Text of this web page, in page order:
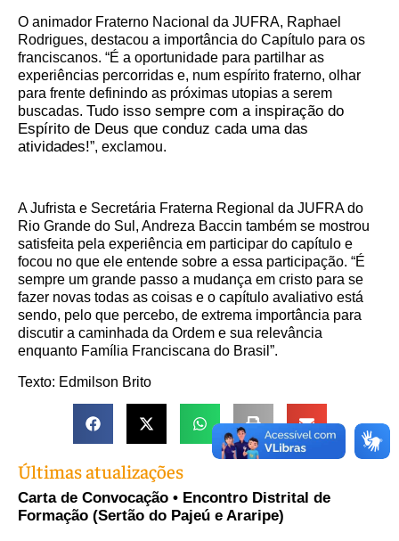
O animador Fraterno Nacional da JUFRA, Raphael
Rodrigues, destacou a importância do Capítulo para os
franciscanos. “É a oportunidade para partilhar as
experiências percorridas e, num espírito fraterno, olhar
para frente definindo as próximas utopias a serem
buscadas. Tudo isso sempre com a inspiração do
Espírito de Deus que conduz cada uma das
atividades!”, exclamou.
A Jufrista e Secretária Fraterna Regional da JUFRA do
Rio Grande do Sul, Andreza Baccin também se mostrou
satisfeita pela experiência em participar do capítulo e
focou no que ele entende sobre a essa participação. “É
sempre um grande passo a mudança em cristo para se
fazer novas todas as coisas e o capítulo avaliativo está
sendo, pelo que percebo, de extrema importância para
discutir a caminhada da Ordem e sua relevância
enquanto Família Franciscana do Brasil”.
Texto: Edmilson Brito
Últimas atualizações
Carta de Convocação • Encontro Distrital de
Formação (Sertão do Pajeú e Araripe)